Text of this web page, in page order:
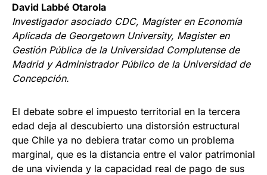
David Labbé Otarola
Investigador asociado CDC, Magíster en Economía
Aplicada de Georgetown University, Magister en
Gestión Pública de la Universidad Complutense de
Madrid y Administrador Público de la Universidad de
Concepción.
El debate sobre el impuesto territorial en la tercera
edad deja al descubierto una distorsión estructural
que Chile ya no debiera tratar como un problema
marginal, que es la distancia entre el valor patrimonial
de una vivienda y la capacidad real de pago de sus